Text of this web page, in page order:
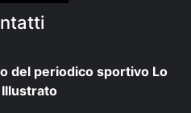
del periodico sportivo Lo